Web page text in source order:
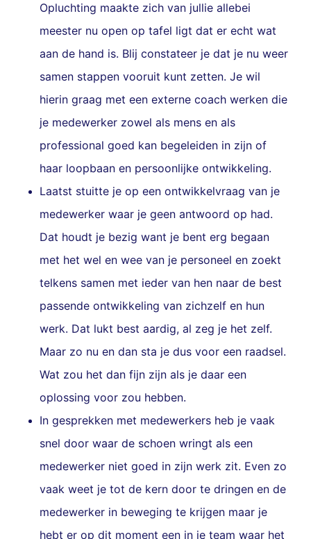
Opluchting maakte zich van jullie allebei
meester nu open op tafel ligt dat er echt wat
aan de hand is. Blij constateer je dat je nu weer
samen stappen vooruit kunt zetten. Je wil
hierin graag met een externe coach werken die
je medewerker zowel als mens en als
professional goed kan begeleiden in zijn of
haar loopbaan en persoonlijke ontwikkeling.
Laatst stuitte je op een ontwikkelvraag van je
medewerker waar je geen antwoord op had.
Dat houdt je bezig want je bent erg begaan
met het wel en wee van je personeel en zoekt
telkens samen met ieder van hen naar de best
passende ontwikkeling van zichzelf en hun
werk. Dat lukt best aardig, al zeg je het zelf.
Maar zo nu en dan sta je dus voor een raadsel.
Wat zou het dan fijn zijn als je daar een
oplossing voor zou hebben.
In gesprekken met medewerkers heb je vaak
snel door waar de schoen wringt als een
medewerker niet goed in zijn werk zit. Even zo
vaak weet je tot de kern door te dringen en de
medewerker in beweging te krijgen maar je
hebt er op dit moment een in je team waar het